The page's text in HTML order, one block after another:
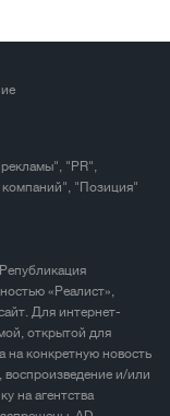
"PR",
"Позиция"
«Реалист»,
Для интернет-
открытой для
на конкретную новость
воспроизведение и/или
на агентства